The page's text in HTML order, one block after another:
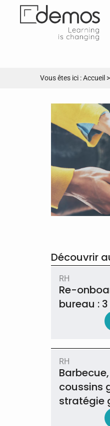
Vous êtes ici :Accueil >
Découvrir
RH
Re-
bureau :
RH
coussins
stratégie